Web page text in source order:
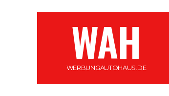
WAH
WERBUNGAUTOHAUS.DE